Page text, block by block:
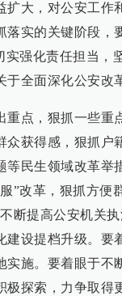
扩大，对公安工作
落实的关键阶段
实强化责任担当，
全面深化公安改
重点，狠抓一些重
获得感，狠抓户
等民生领域改革举
”改革，狠抓方便
断提高公安机关
建设提档升级。要
实施。要着眼于
极探索，力争取得